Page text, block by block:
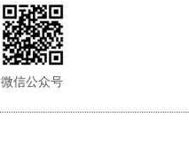
微信公众号